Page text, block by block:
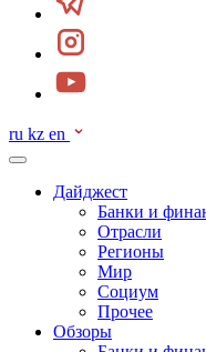
ru kz en
Дайджест
Банки и
Отрасли
Регионы
Мир
Социум
Прочее
Обзоры